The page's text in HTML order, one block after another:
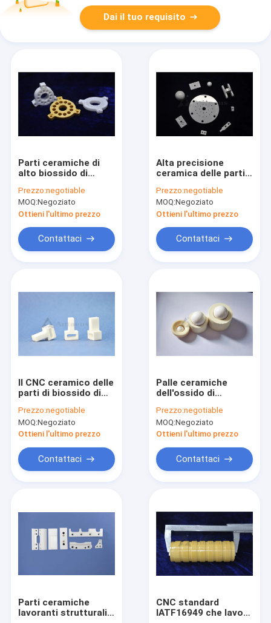
Prodotti
Video
Dai il tuo requisito
Parti ceramiche di
alto biossido di
per le ampie
applicazioni
Prezzo:negotiable
MOQ:Negoziato
Ottieni l'ultimo prezzo
Contattaci
Alta precisione
ceramica delle parti
zirconio basso di
conducibilità termica
Prezzo:negotiable
MOQ:Negoziato
Ottieni l'ultimo prezzo
Contattaci
Il CNC ceramico delle
parti di biossido di
lavorato l'isolante a
macchina ceramico
metallizzato
Prezzo:negotiable
MOQ:Negoziato
Ottieni l'ultimo prezzo
Contattaci
Palle ceramiche
dell'ossido di
biossido di zirconio
refrattario bianco
Prezzo:negotiable
MOQ:Negoziato
Ottieni l'ultimo prezzo
Contattaci
Parti ceramiche
lavoranti strutturali
CNC standard
IATF16949 che lavora